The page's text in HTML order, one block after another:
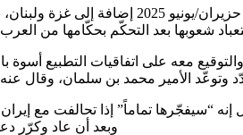
كما لن يخطر على بال أحد من هؤلاء الزعماء أنّ ترامب وحليفه الاستراتيجي نتنياهو لن
معه على اتفاقيات التطبيع أسوة
“سيفجّرها تماماً” إذا تحالفت مع
وبعد أن عاد وكرّر